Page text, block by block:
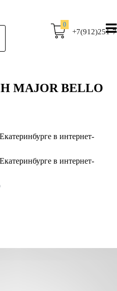
0
+7(912)251-
BELLO
в интернет-
в интернет-